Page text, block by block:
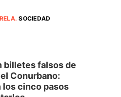
.SOCIEDAD
billetes falsos de
Conurbano:
los cinco pasos